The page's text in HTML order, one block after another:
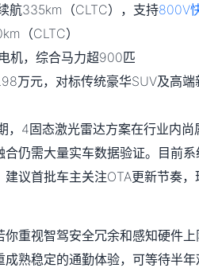
航335km（CLTC），支持800V
（CLTC）
机，综合马力超900匹
万元，对标传统豪华SUV及高端
，4固态激光雷达方案在行业内
合仍需大量实车数据验证。目前
议首批车主关注OTA更新节奏，
你重视智驾安全冗余和感知硬件
成熟稳定的通勤体验，可等待半